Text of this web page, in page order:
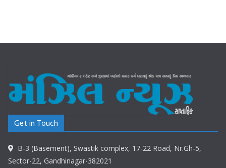
Get in Touch
B-3 (Basement), Swastik complex, 17-22 Road, Nr.Gh-5,
Sector-22, Gandhinagar-382021